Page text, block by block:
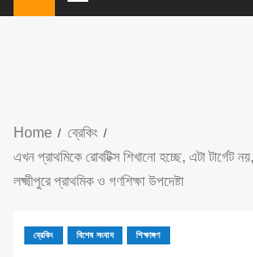
Home
ব্রেকিং
এখন প্রাথমিকে রোবটিক্স শিখানো হচ্ছে, এটা টার্গেট
লক্ষ্মীপুরে প্রাথমিক ও গণশিক্ষা উপদেষ্টা
ব্রেকিং বিশেষ সংবাদ শিক্ষাঙ্গণ